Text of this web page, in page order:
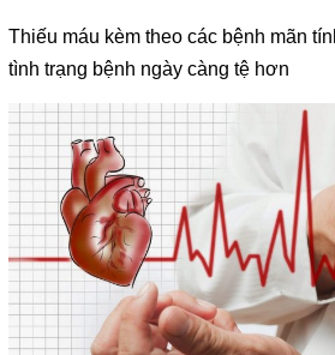
Thiếu máu kèm theo các bệnh mãn
tình trạng bệnh ngày càng tệ hơn